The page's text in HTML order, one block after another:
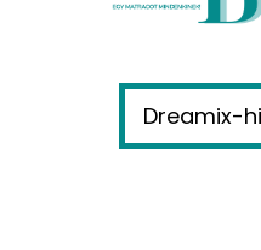
Dreamix-